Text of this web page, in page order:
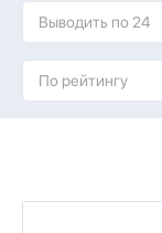
Выводить по 24
По рейтингу